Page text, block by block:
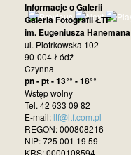
Informacje o Galerii
Galeria Fotografii ŁTF
im. Eugeniusza Hanemana
ul. Piotrkowska 102
90-004 Łódź
Czynna
pn - pt - 13°° - 18°°
Wstęp wolny
Tel. 42 633 09 82
E-mail:ltf@ltf.com.pl
REGON: 000808216
NIP: 725 001 19 59
KRS: 0000108594